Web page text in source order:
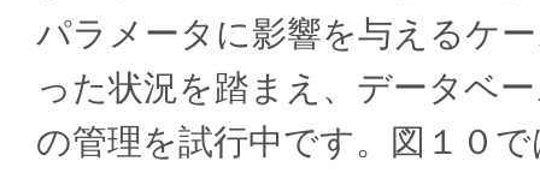
パラメータに影響を与えるケ
った状況を踏まえ、データベ
の管理を試行中です。図１０